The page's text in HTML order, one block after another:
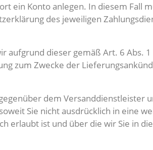
ein Konto anlegen. In diesem Fall
des jeweiligen
dieser gemäß Art. 6 Abs. 1
zum Zwecke der
dem Versanddienstleister
Sie nicht ausdrücklich in eine
erlaubt ist und über die wir Sie in